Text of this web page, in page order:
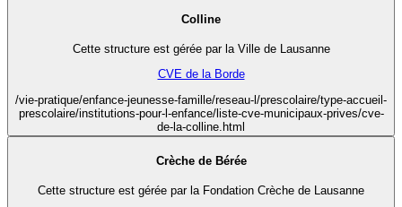
Colline
Cette structure est gérée par la Ville de Lausanne
CVE de la Borde
/vie-pratique/enfance-jeunesse-famille/reseau-l/prescolaire/type-accueil-
prescolaire/institutions-pour-l-enfance/liste-cve-municipaux-prives/cve-
de-la-colline.html
Crèche de Bérée
Cette structure est gérée par la Fondation Crèche de Lausanne